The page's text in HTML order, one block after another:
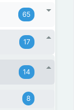
65
17
14
8